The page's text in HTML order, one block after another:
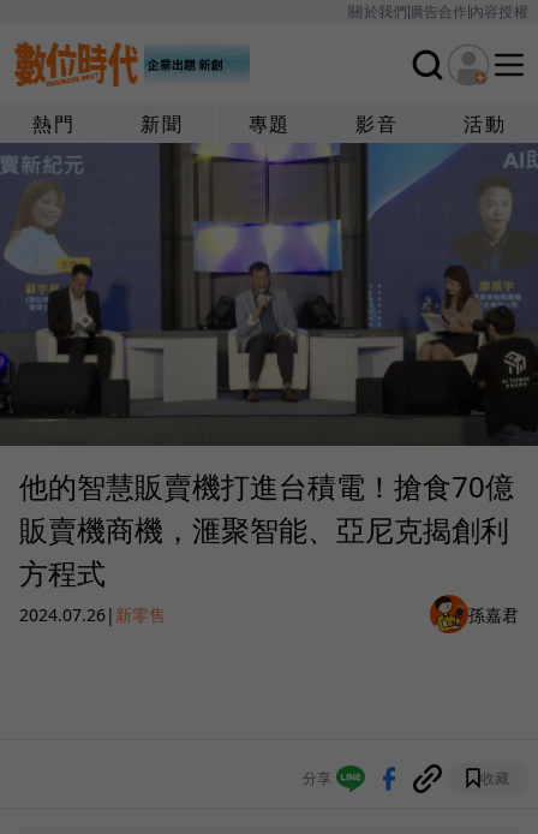
關於我們廣告合作內容授權
熱門 新聞 專題 影音 活動
他的智慧販賣機打進台積電！搶食70億
販賣機商機，滙聚智能、亞尼克揭創利
方程式
2024.07.26| 新零售 孫嘉君
分享 收藏